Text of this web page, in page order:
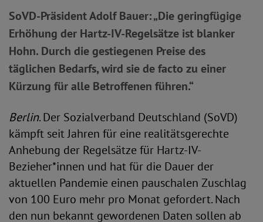
SoVD-Präsident Adolf Bauer: „Die geringfügige
Erhöhung der Hartz-IV-Regelsätze ist blanker
Hohn. Durch die gestiegenen Preise des
täglichen Bedarfs, wird sie de facto zu einer
Kürzung für alle Betroffenen führen.“
Berlin. Der Sozialverband Deutschland (SoVD)
kämpft seit Jahren für eine realitätsgerechte
Anhebung der Regelsätze für Hartz-IV-
Bezieher*innen und hat für die Dauer der
aktuellen Pandemie einen pauschalen Zuschlag
von 100 Euro mehr pro Monat gefordert. Nach
den nun bekannt gewordenen Daten sollen ab